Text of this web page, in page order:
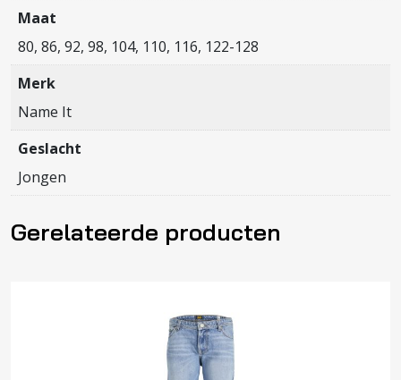
Maat
80, 86, 92, 98, 104, 110, 116, 122-128
Merk
Name It
Geslacht
Jongen
Gerelateerde producten